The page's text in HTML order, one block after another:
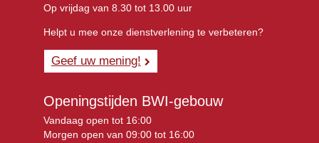
Op vrijdag van 8.30 tot 13.00 uur
Helpt u mee onze dienstverlening te verbeteren?
Geef uw mening!
Openingstijden BWI-gebouw
Vandaag open tot 16:00
Morgen open van 09:00 tot 16:00